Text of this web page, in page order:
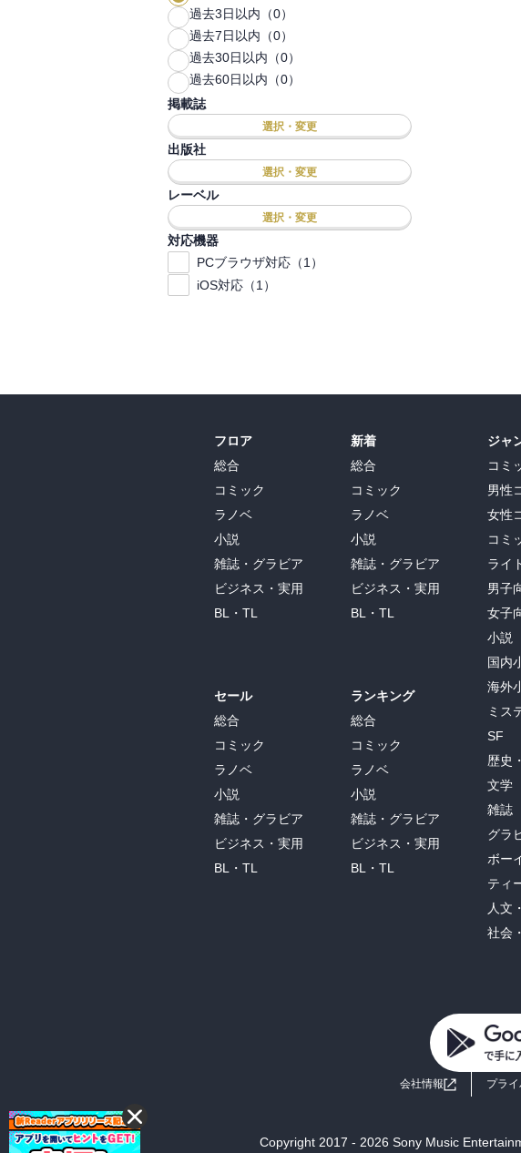
過去3日以内（0）
過去7日以内（0）
過去30日以内（0）
過去60日以内（0）
掲載誌
選択・変更
出版社
選択・変更
レーベル
選択・変更
対応機器
PCブラウザ対応（1）
iOS対応（1）
フロア
総合
コミック
ラノベ
小説
雑誌・グラビア
ビジネス・実用
BL・TL
セール
総合
コミック
ラノベ
小説
雑誌・グラビア
ビジネス・実用
BL・TL
新着
総合
コミック
ラノベ
小説
雑誌・グラビア
ビジネス・実用
BL・TL
ランキング
総合
コミック
ラノベ
小説
雑誌・グラビア
ビジネス・実用
BL・TL
ジャ
コミ
男性
女性
コミ
ライ
男子
女子
小説
国内
海外
ミス
SF
歴史
文学
雑誌
グラ
ボー
ティ
人文
社会
会社情報 プラ
Copyright 2017 - 2026 Sony Music